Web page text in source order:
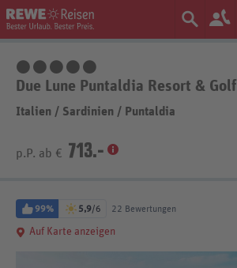
Due Lune Puntaldia Resort & Golf
Italien / Sardinien / Puntaldia
p.P. ab € 713.-
99% 5,9/6 22 Bewertungen
Auf Karte anzeigen